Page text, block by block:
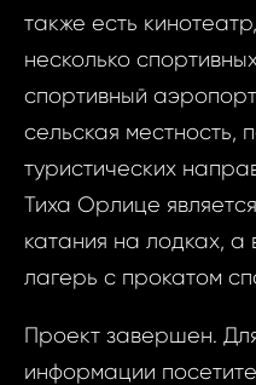
также есть
несколько
спортивный
сельская местность,
туристических
Тиха Орлице
катания на лодках, а
лагерь с прокатом
Проект завершен.
информации